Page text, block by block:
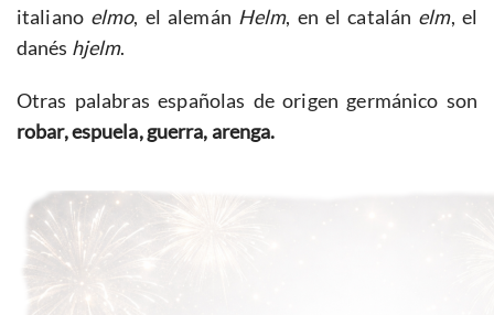
italiano elmo, el alemán Helm, en el catalán elm, el
danés hjelm.
Otras palabras españolas de origen germánico son
robar, espuela, guerra, arenga.